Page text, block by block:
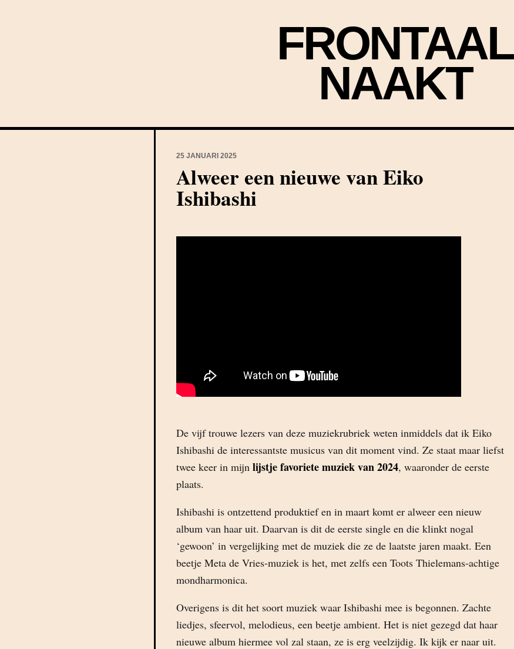
FRONTAAL
NAAKT
25 JANUARI 2025
Alweer een nieuwe van Eiko
Ishibashi
De vijf trouwe lezers van deze muziekrubriek weten inmiddels dat ik Eiko
Ishibashi de interessantste musicus van dit moment vind. Ze staat maar liefst
twee keer in mijn lijstje favoriete muziek van 2024, waaronder de eerste
plaats.
Ishibashi is ontzettend produktief en in maart komt er alweer een nieuw
album van haar uit. Daarvan is dit de eerste single en die klinkt nogal
‘gewoon’ in vergelijking met de muziek die ze de laatste jaren maakt. Een
beetje Meta de Vries-muziek is het, met zelfs een Toots Thielemans-achtige
mondharmonica.
Overigens is dit het soort muziek waar Ishibashi mee is begonnen. Zachte
liedjes, sfeervol, melodieus, een beetje ambient. Het is niet gezegd dat haar
nieuwe album hiermee vol zal staan, ze is erg veelzijdig. Ik kijk er naar uit.